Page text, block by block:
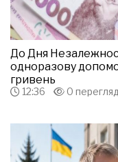
До Дня
одноразову
гривень
12:36 0